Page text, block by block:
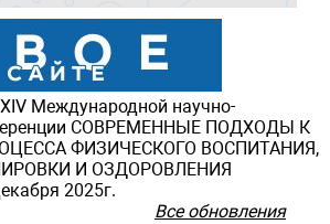
Международной научно-
СОВРЕМЕННЫЕ ПОДХОДЫ К
ФИЗИЧЕСКОГО ВОСПИТАНИЯ,
И ОЗДОРОВЛЕНИЯ
2025г.
Все обновления